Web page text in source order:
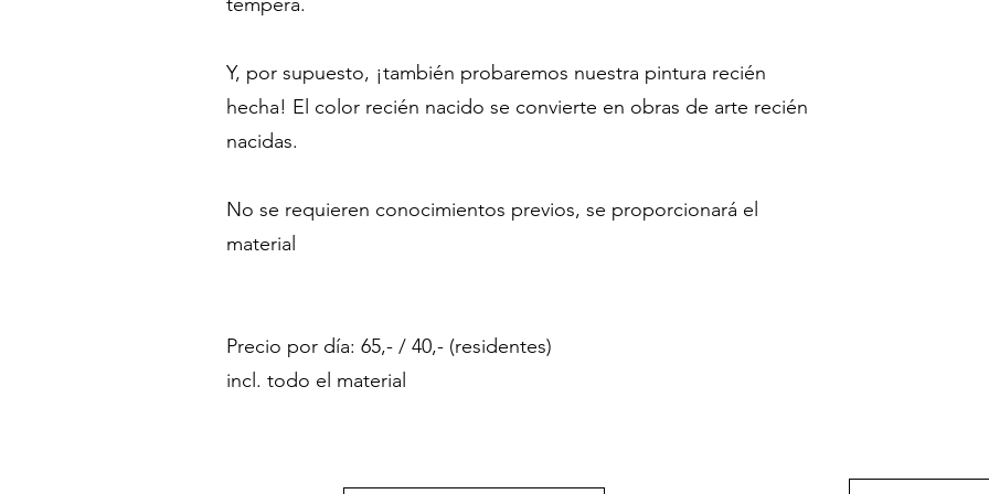
Y, por supuesto, ¡también probaremos nuestra pintura recién
hecha! El color recién nacido se convierte en obras de arte recién
nacidas.
No se requieren conocimientos previos, se proporcionará el
material
Precio por día: 65,- / 40,- (residentes)
incl. todo el material